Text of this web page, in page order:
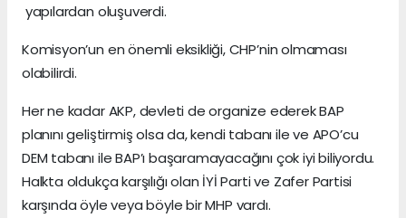
yapılardan oluşuverdi.
Komisyon’un en önemli eksikliği, CHP’nin olmaması
olabilirdi.
Her ne kadar AKP, devleti de organize ederek BAP
planını geliştirmiş olsa da, kendi tabanı ile ve APO’cu
DEM tabanı ile BAP’ı başaramayacağını çok iyi biliyordu.
Halkta oldukça karşılığı olan İYİ Parti ve Zafer Partisi
karşında öyle veya böyle bir MHP vardı.